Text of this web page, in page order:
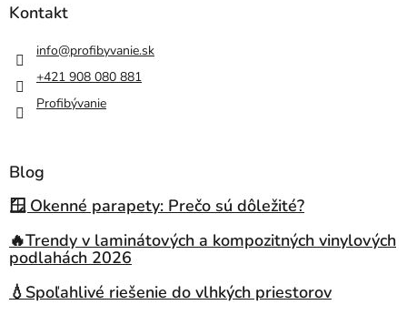
Kontakt
info@profibyvanie.sk
+421 908 080 881
Profibývanie
Blog
🪟 Okenné parapety: Prečo sú dôležité?
🔥Trendy v laminátových a kompozitných vinylových
podlahách 2026
💧Spoľahlivé riešenie do vlhkých priestorov